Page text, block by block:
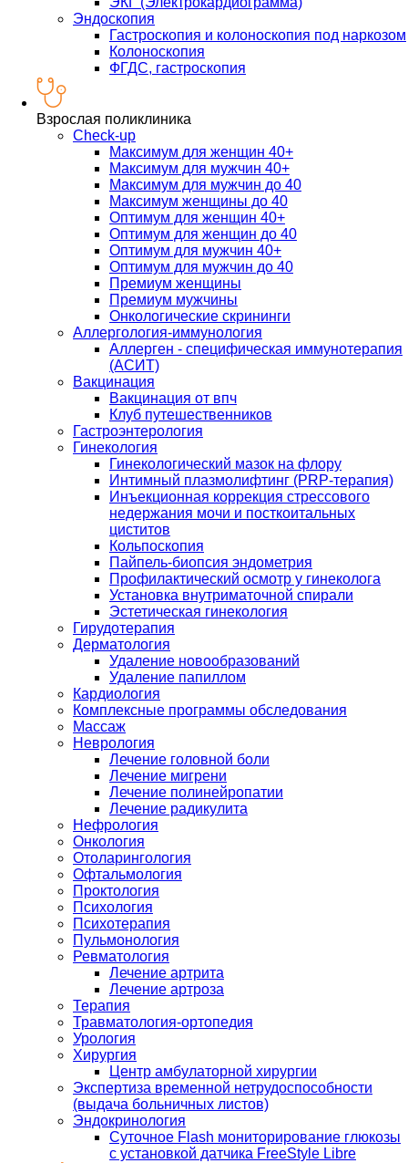
Эндоскопия
Гастроскопия и колоноскопия под наркозом
Колоноскопия
ФГДС, гастроскопия
Взрослая поликлиника
Check-up
Максимум для женщин 40+
Максимум для мужчин 40+
Максимум для мужчин до 40
Максимум женщины до 40
Оптимум для женщин 40+
Оптимум для женщин до 40
Оптимум для мужчин 40+
Оптимум для мужчин до 40
Премиум женщины
Премиум мужчины
Онкологические скрининги
Аллергология-иммунология
Аллерген - специфическая иммунотерапия
(АСИТ)
Вакцинация
Вакцинация от впч
Клуб путешественников
Гастроэнтерология
Гинекология
Гинекологический мазок на флору
Интимный плазмолифтинг (PRP-терапия)
Инъекционная коррекция стрессового
недержания мочи и посткоитальных
циститов
Кольпоскопия
Пайпель-биопсия эндометрия
Профилактический осмотр у гинеколога
Установка внутриматочной спирали
Эстетическая гинекология
Гирудотерапия
Дерматология
Удаление новообразований
Удаление папиллом
Кардиология
Комплексные программы обследования
Массаж
Неврология
Лечение головной боли
Лечение мигрени
Лечение полинейропатии
Лечение радикулита
Нефрология
Онкология
Отоларингология
Офтальмология
Проктология
Психология
Психотерапия
Пульмонология
Ревматология
Лечение артрита
Лечение артроза
Терапия
Травматология-ортопедия
Урология
Хирургия
Центр амбулаторной хирургии
Экспертиза временной нетрудоспособности
(выдача больничных листов)
Эндокринология
Суточное Flash мониторирование глюкозы
с установкой датчика FreeStyle Libre